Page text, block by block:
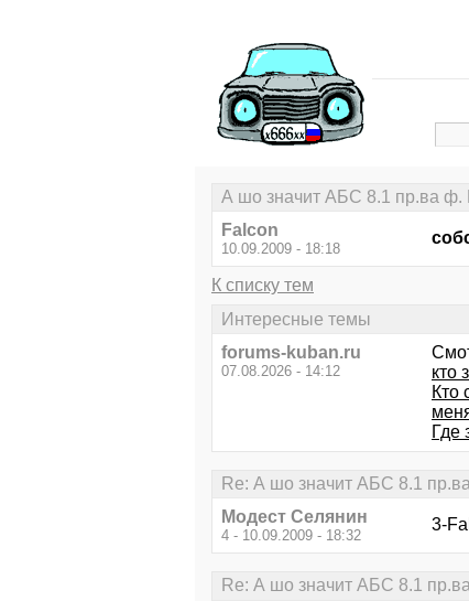
А шо значит AБC 8.1 пp.вa ф.
Falcon
10.09.2009 - 18:18
К списку тем
Интересные темы
forums-kuban.ru
07.08.2026 - 14:12
кто
Кто
Где
Re: А шо значит AБC 8.1
Модест Селянин
4 - 10.09.2009 - 18:32
3-
Re: А шо значит AБC 8.1